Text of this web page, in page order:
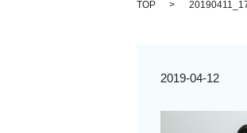
TOP
2019-04-12